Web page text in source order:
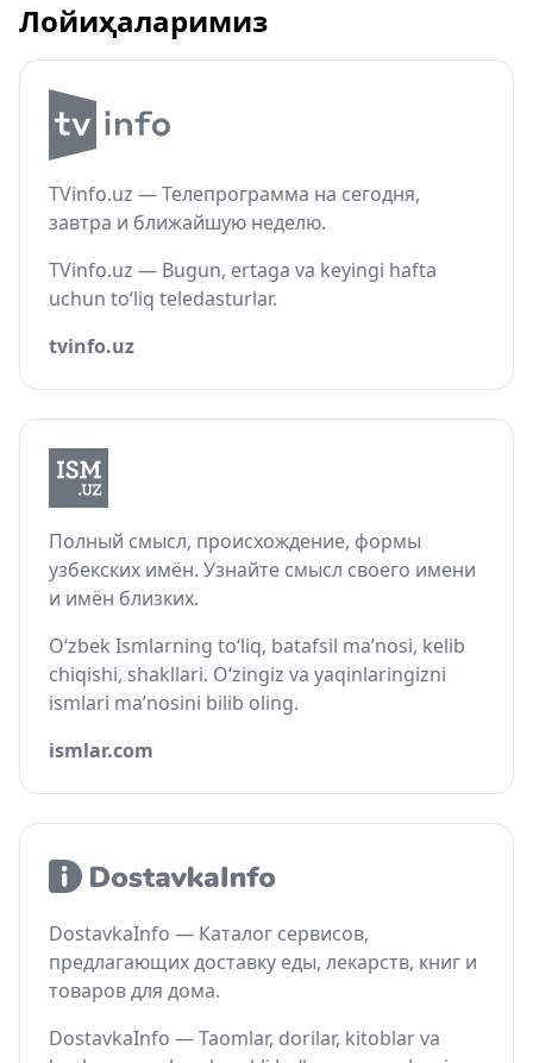
Лойиҳаларимиз
TVinfo.uz — Телепрограмма на сегодня,
завтра и ближайшую неделю.
TVinfo.uz — Bugun, ertaga va keyingi hafta
uchun to‘liq teledasturlar.
tvinfo.uz
Полный смысл, происхождение, формы
узбекских имён. Узнайте смысл своего имени
и имён близких.
O‘zbek Ismlarning to‘liq, batafsil ma’nosi, kelib
chiqishi, shakllari. O‘zingiz va yaqinlaringizni
ismlari ma’nosini bilib oling.
ismlar.com
DostavkaInfo — Каталог сервисов,
предлагающих доставку еды, лекарств, книг и
товаров для дома.
DostavkaInfo — Taomlar, dorilar, kitoblar va